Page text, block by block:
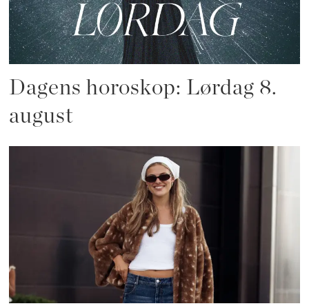
Dagens horoskop: Lørdag 8.
august